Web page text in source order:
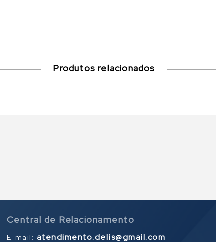
Produtos relacionados
Central de Relacionamento
E-mail: atendimento.delis@gmail.com